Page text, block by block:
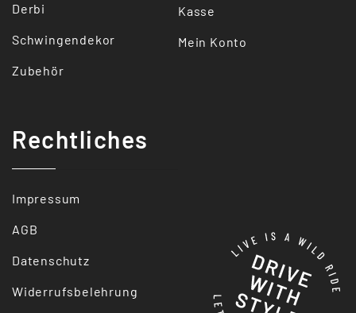
Derbi
Schwingendekor
Zubehör
Kasse
Mein Konto
Rechtliches
Impressum
AGB
Datenschutz
Widerrufsbelehrung